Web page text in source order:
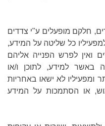
חלקם מופעלים ע"י צדדים
כל שליטה על המידע,
ואין לפרש הפנייה אליהם
באשר למידע, לתוכן ו/או
ומפעיליו לא ישאו באחריות
או הסתמכות על המידע